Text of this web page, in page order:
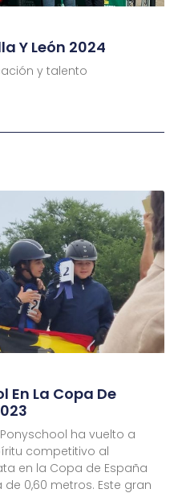
Y León 2024
y talento
En La Copa De
ha vuelto a
competitivo al
en la Copa de España
0,60 metros. Este gran